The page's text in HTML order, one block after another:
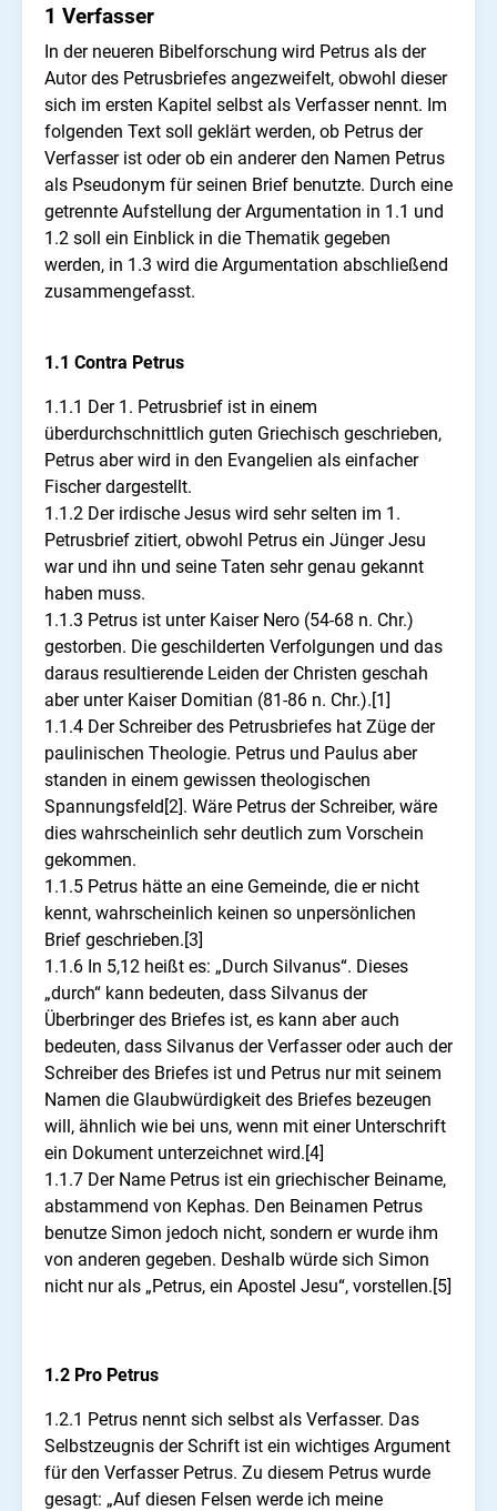
1 Verfasser
In der neueren Bibelforschung wird Petrus als der
Autor des Petrusbriefes angezweifelt, obwohl dieser
sich im ersten Kapitel selbst als Verfasser nennt. Im
folgenden Text soll geklärt werden, ob Petrus der
Verfasser ist oder ob ein anderer den Namen Petrus
als Pseudonym für seinen Brief benutzte. Durch eine
getrennte Aufstellung der Argumentation in 1.1 und
1.2 soll ein Einblick in die Thematik gegeben
werden, in 1.3 wird die Argumentation abschließend
zusammengefasst.
1.1 Contra Petrus
1.1.1 Der 1. Petrusbrief ist in einem
überdurchschnittlich guten Griechisch geschrieben,
Petrus aber wird in den Evangelien als einfacher
Fischer dargestellt.
1.1.2 Der irdische Jesus wird sehr selten im 1.
Petrusbrief zitiert, obwohl Petrus ein Jünger Jesu
war und ihn und seine Taten sehr genau gekannt
haben muss.
1.1.3 Petrus ist unter Kaiser Nero (54-68 n. Chr.)
gestorben. Die geschilderten Verfolgungen und das
daraus resultierende Leiden der Christen geschah
aber unter Kaiser Domitian (81-86 n. Chr.).[1]
1.1.4 Der Schreiber des Petrusbriefes hat Züge der
paulinischen Theologie. Petrus und Paulus aber
standen in einem gewissen theologischen
Spannungsfeld[2]. Wäre Petrus der Schreiber, wäre
dies wahrscheinlich sehr deutlich zum Vorschein
gekommen.
1.1.5 Petrus hätte an eine Gemeinde, die er nicht
kennt, wahrscheinlich keinen so unpersönlichen
Brief geschrieben.[3]
1.1.6 In 5,12 heißt es: „Durch Silvanus“. Dieses
„durch“ kann bedeuten, dass Silvanus der
Überbringer des Briefes ist, es kann aber auch
bedeuten, dass Silvanus der Verfasser oder auch der
Schreiber des Briefes ist und Petrus nur mit seinem
Namen die Glaubwürdigkeit des Briefes bezeugen
will, ähnlich wie bei uns, wenn mit einer Unterschrift
ein Dokument unterzeichnet wird.[4]
1.1.7 Der Name Petrus ist ein griechischer Beiname,
abstammend von Kephas. Den Beinamen Petrus
benutze Simon jedoch nicht, sondern er wurde ihm
von anderen gegeben. Deshalb würde sich Simon
nicht nur als „Petrus, ein Apostel Jesu“, vorstellen.[5]
1.2 Pro Petrus
1.2.1 Petrus nennt sich selbst als Verfasser. Das
Selbstzeugnis der Schrift ist ein wichtiges Argument
für den Verfasser Petrus. Zu diesem Petrus wurde
gesagt: „Auf diesen Felsen werde ich meine